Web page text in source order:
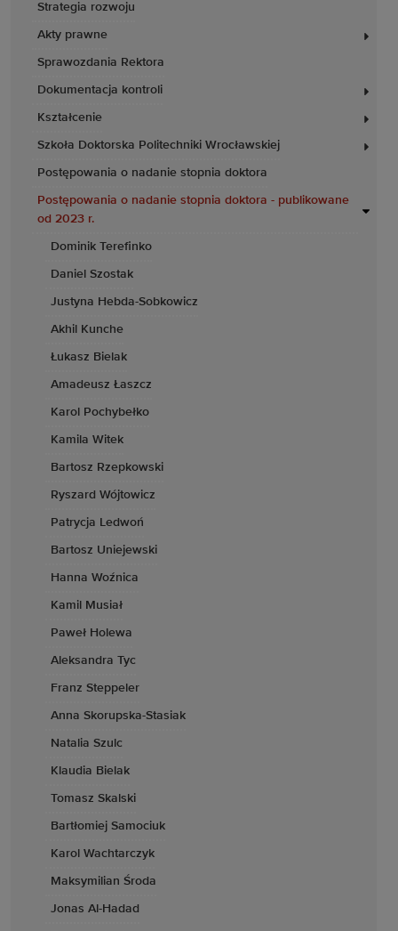
Strategia rozwoju
Akty prawne
Sprawozdania Rektora
Dokumentacja kontroli
Kształcenie
Szkoła Doktorska Politechniki Wrocławskiej
Postępowania o nadanie stopnia doktora
Postępowania o nadanie stopnia doktora - publikowane
od 2023 r.
Dominik Terefinko
Daniel Szostak
Justyna Hebda-Sobkowicz
Akhil Kunche
Łukasz Bielak
Amadeusz Łaszcz
Karol Pochybełko
Kamila Witek
Bartosz Rzepkowski
Ryszard Wójtowicz
Patrycja Ledwoń
Bartosz Uniejewski
Hanna Woźnica
Kamil Musiał
Paweł Holewa
Aleksandra Tyc
Franz Steppeler
Anna Skorupska-Stasiak
Natalia Szulc
Klaudia Bielak
Tomasz Skalski
Bartłomiej Samociuk
Karol Wachtarczyk
Maksymilian Środa
Jonas Al-Hadad